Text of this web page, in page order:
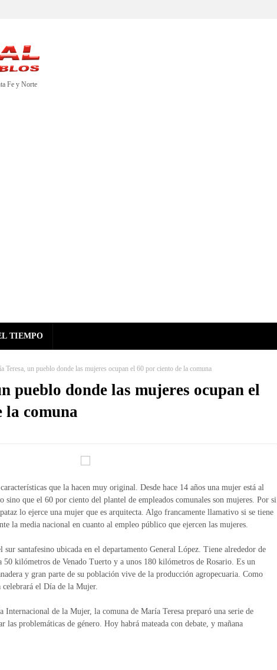
Fe y Norte
TIEMPO
Teresa, un pueblo donde las mujeres ocupan el 60 por ciento de la comuna
pueblo donde las mujeres ocupan el
la comuna
que la hacen muy original. Desde hace 14 años una mujer está al
sino que el 60 por ciento del plantel de empleados comunales son mujeres. Por si
lo ejerce una mujer que es arquitecta. Algo francamente llamativo si se tiene
la media nacional en cuanto al empleo público que ejercen las mujeres.
sur santafesino ubicada en el departamento General López. Tiene alrededor de
50 kilómetros de Venado Tuerto y a unos 180 kilómetros de Rosario. Es un
y gran parte de su población vive de la producción agropecuaria. Como
celebrará el Día de la Mujer.
Internacional de la Mujer, la comuna de María Teresa preparó una serie de
las problemáticas de género. Hoy habrá mateada con debate, y mañana